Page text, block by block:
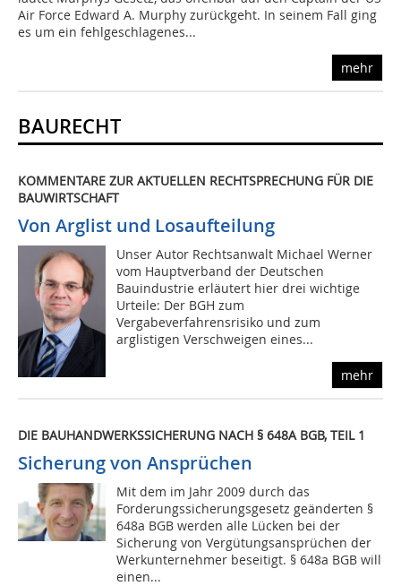
Air Force Edward A. Murphy zurückgeht. In seinem Fall ging
es um ein fehlgeschlagenes...
mehr
BAURECHT
KOMMENTARE ZUR AKTUELLEN RECHTSPRECHUNG FÜR DIE
BAUWIRTSCHAFT
Von Arglist und Losaufteilung
Unser Autor Rechtsanwalt Michael Werner
vom Hauptverband der Deutschen
Bauindustrie erläutert hier drei wichtige
Urteile: Der BGH zum
Vergabeverfahrensrisiko und zum
arglistigen Verschweigen eines...
mehr
DIE BAUHANDWERKSSICHERUNG NACH § 648A BGB, TEIL 1
Sicherung von Ansprüchen
Mit dem im Jahr 2009 durch das
Forderungssicherungsgesetz geänderten §
648a BGB werden alle Lücken bei der
Sicherung von Vergütungsansprüchen der
Werkunternehmer beseitigt. § 648a BGB will
einen...